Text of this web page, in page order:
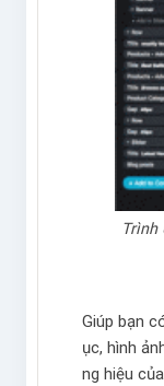
Trình
Giúp bạn
ục, hình
ng hiệu